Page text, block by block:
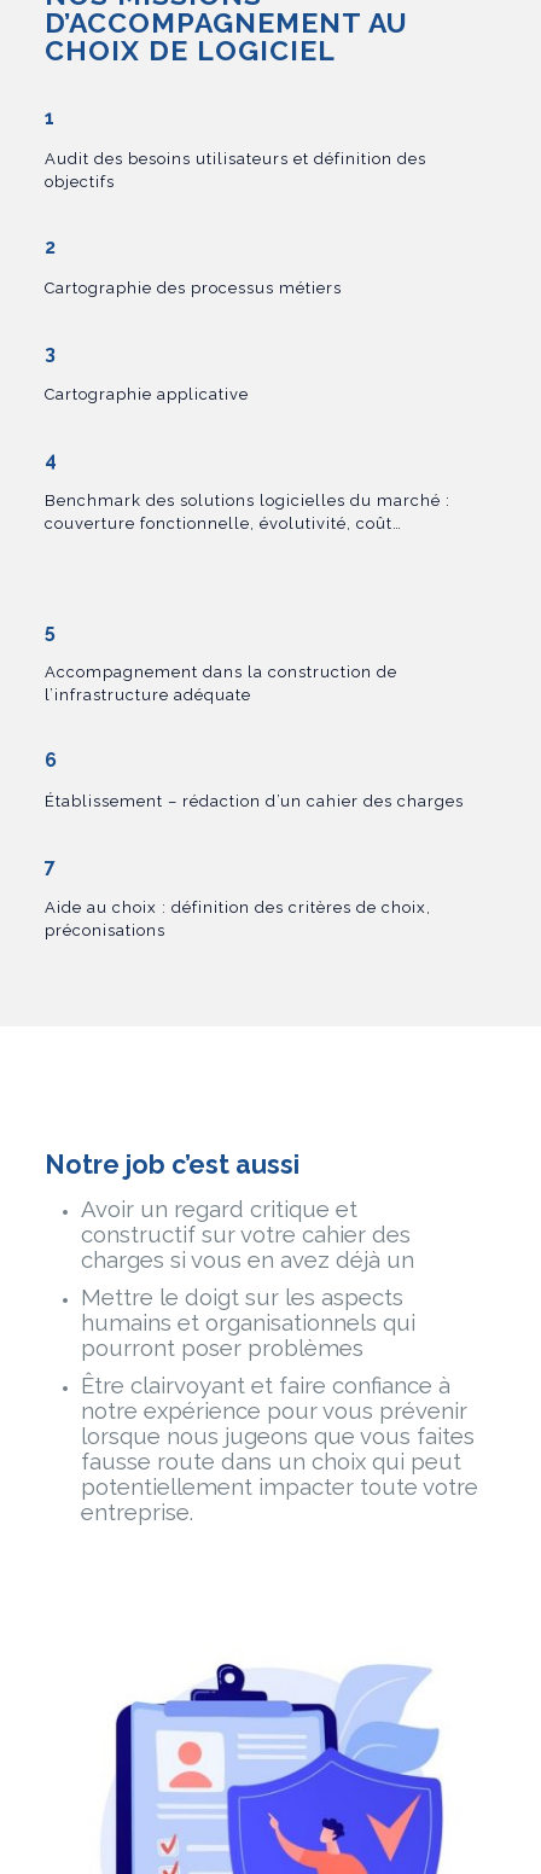
D’ACCOMPAGNEMENT AU
CHOIX DE LOGICIEL
1
Audit des besoins utilisateurs et définition des
objectifs
2
Cartographie des processus métiers
3
Cartographie applicative
4
Benchmark des solutions logicielles du marché :
couverture fonctionnelle, évolutivité, coût…
5
Accompagnement dans la construction de
l’infrastructure adéquate
6
Établissement – rédaction d’un cahier des charges
7
Aide au choix : définition des critères de choix,
préconisations
Notre job c’est aussi
Avoir un regard critique et
constructif sur votre cahier des
charges si vous en avez déjà un
Mettre le doigt sur les aspects
humains et organisationnels qui
pourront poser problèmes
Être clairvoyant et faire confiance à
notre expérience pour vous prévenir
lorsque nous jugeons que vous faites
fausse route dans un choix qui peut
potentiellement impacter toute votre
entreprise.